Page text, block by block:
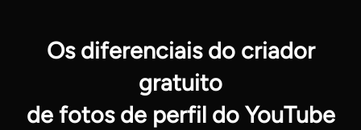
Os diferenciais do criador
gratuito
de fotos de perfil do YouTube